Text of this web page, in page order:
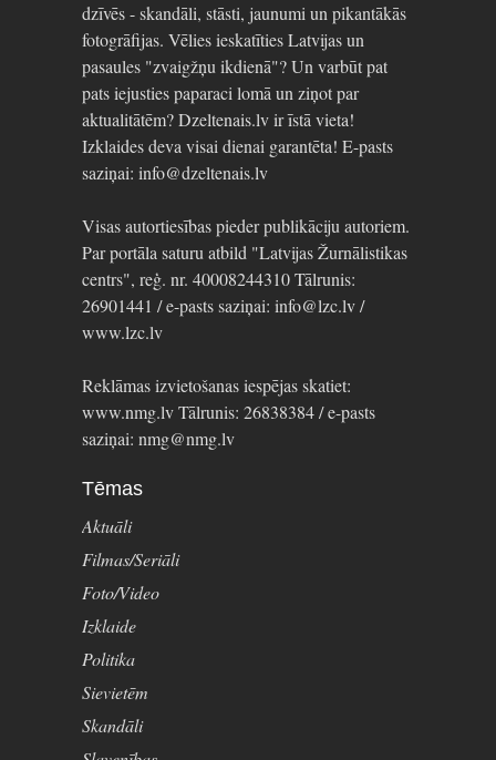
dzīvēs - skandāli, stāsti, jaunumi un pikantākās
fotogrāfijas. Vēlies ieskatīties Latvijas un
pasaules "zvaigžņu ikdienā"? Un varbūt pat
pats iejusties paparaci lomā un ziņot par
aktualitātēm? Dzeltenais.lv ir īstā vieta!
Izklaides deva visai dienai garantēta! E-pasts
saziņai: info@dzeltenais.lv
Visas autortiesības pieder publikāciju autoriem.
Par portāla saturu atbild "Latvijas Žurnālistikas
centrs", reģ. nr. 40008244310 Tālrunis:
26901441 / e-pasts saziņai: info@lzc.lv /
www.lzc.lv
Reklāmas izvietošanas iespējas skatiet:
www.nmg.lv Tālrunis: 26838384 / e-pasts
saziņai: nmg@nmg.lv
Tēmas
Aktuāli
Filmas/Seriāli
Foto/Video
Izklaide
Politika
Sievietēm
Skandāli